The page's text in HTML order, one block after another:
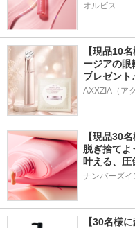
オルビス
【現品10
ージアの眼
プレゼント♪
AXXZIA（ア
【現品30
脱ぎ捨てよ
叶える、
ナンバーズ
【30名様